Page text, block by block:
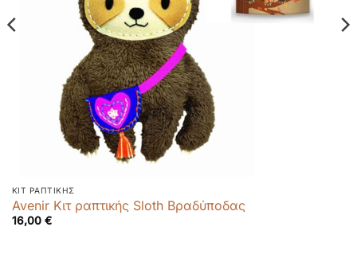
ΚΙΤ ΡΑΠΤΙΚΉΣ
Avenir Κιτ ραπτικής Sloth Βραδύποδας
16,00 €